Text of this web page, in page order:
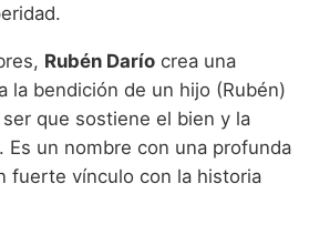
Rubén Darío crea una
la bendición de un hijo (Rubén)
que sostiene el bien y la
Es un nombre con una profunda
fuerte vínculo con la historia